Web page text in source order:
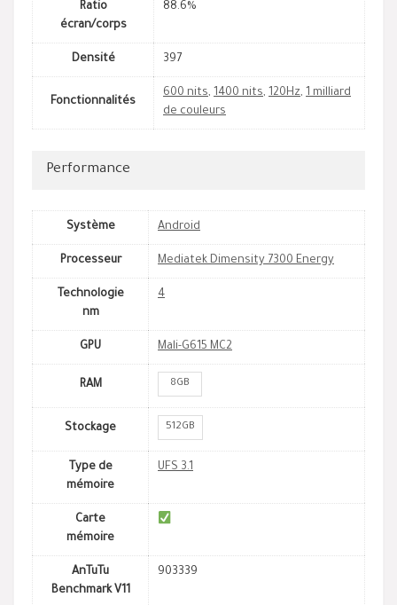
Ratio
écran/corps
88.6%
Densité 397
Fonctionnalités
600 nits, 1400 nits, 120Hz, 1 milliard
de couleurs
Performance
Système Android
Processeur Mediatek Dimensity 7300 Energy
Technologie
nm
4
GPU Mali-G615 MC2
RAM 8GB
Stockage 512GB
Type de
mémoire
UFS 3.1
Carte
mémoire
AnTuTu
Benchmark V11
903339